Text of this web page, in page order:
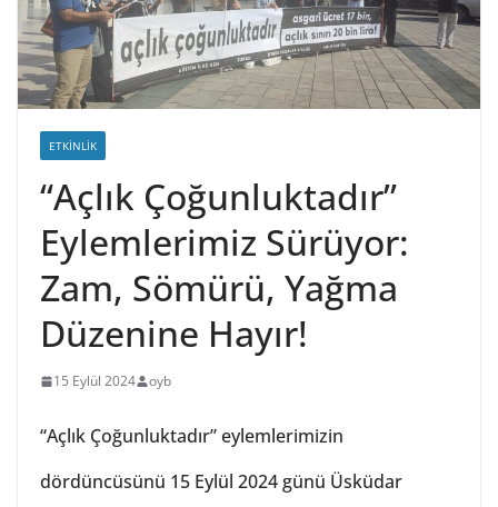
ETKINLIK
“Açlık Çoğunluktadır”
Eylemlerimiz Sürüyor:
Zam, Sömürü, Yağma
Düzenine Hayır!
15 Eylül 2024 oyb
“Açlık Çoğunluktadır” eylemlerimizin
dördüncüsünü 15 Eylül 2024 günü Üsküdar